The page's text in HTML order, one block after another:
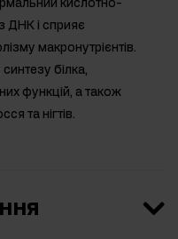
кислотно-
ДНК і сприяє
макронутрієнтів.
білка,
функцій, а також
та нігтів.